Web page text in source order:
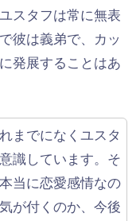
スタフは常に無表
彼は義弟で、カッ
発展することはあ
までになくユスタ
識しています。そ
当に恋愛感情なの
が付くのか、今後